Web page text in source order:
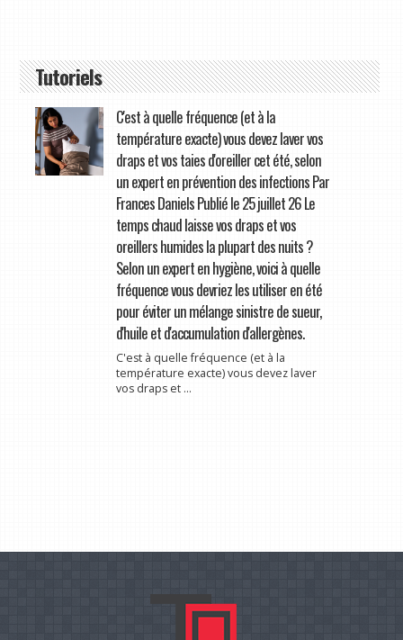
Tutoriels
C'est à quelle fréquence (et à la
température exacte) vous devez laver vos
draps et vos taies d'oreiller cet été, selon
un expert en prévention des infections Par
Frances Daniels Publié le 25 juillet 26 Le
temps chaud laisse vos draps et vos
oreillers humides la plupart des nuits ?
Selon un expert en hygiène, voici à quelle
fréquence vous devriez les utiliser en été
pour éviter un mélange sinistre de sueur,
d'huile et d'accumulation d'allergènes.
C'est à quelle fréquence (et à la
température exacte) vous devez laver
vos draps et ...